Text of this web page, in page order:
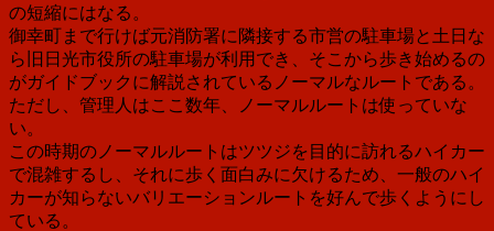
の短縮にはなる。
御幸町まで行けば元消防署に隣接する市営の駐車場と土日な
ら旧日光市役所の駐車場が利用でき、そこから歩き始めるの
がガイドブックに解説されているノーマルなルートである。
ただし、管理人はここ数年、ノーマルルートは使っていな
い。
この時期のノーマルルートはツツジを目的に訪れるハイカー
で混雑するし、それに歩く面白みに欠けるため、一般のハイ
カーが知らないバリエーションルートを好んで歩くようにし
ている。